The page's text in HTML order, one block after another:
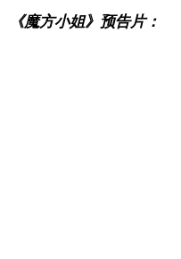
《魔方小姐》预告片：